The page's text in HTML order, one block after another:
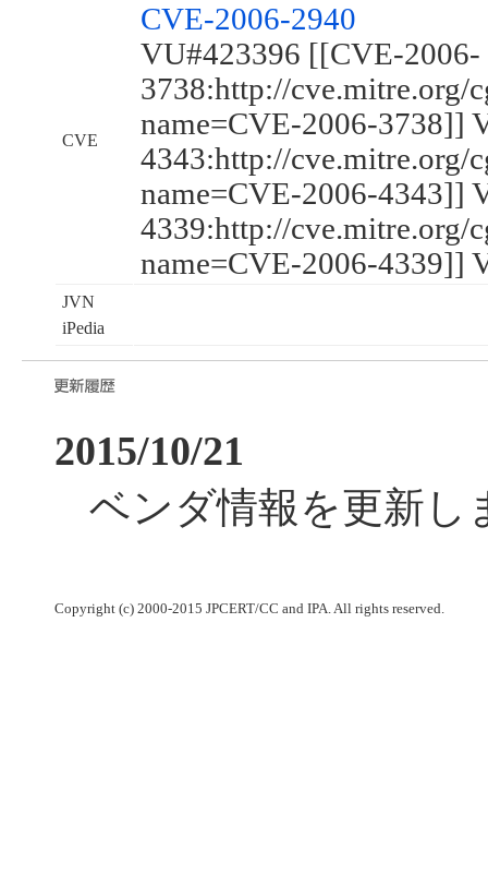
CVE
CVE-2006-2940
VU#423396 [[CVE-2006-
3738:http://cve.mitre.org/
name=CVE-2006-3738]]
4343:http://cve.mitre.org/
name=CVE-2006-4343]]
4339:http://cve.mitre.org/
name=CVE-2006-4339]]
JVN
iPedia
2015/10/21
ベンダ情報を更新し
Copyright (c) 2000-2015 JPCERT/CC and IPA. All rights reserved.